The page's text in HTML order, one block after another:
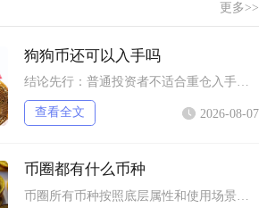
更多>>
狗狗币还可以入手吗
结论先行：普通投资者不适合重仓入手狗狗币，仅能拿出总资产极小比例做短期情绪博弈，长线持仓性
查看全文 2026-08-07
币圈都有什么币种